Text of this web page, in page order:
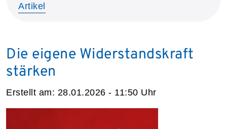
Artikel
Die eigene Widerstandskraft
stärken
Erstellt am: 28.01.2026 - 11:50 Uhr